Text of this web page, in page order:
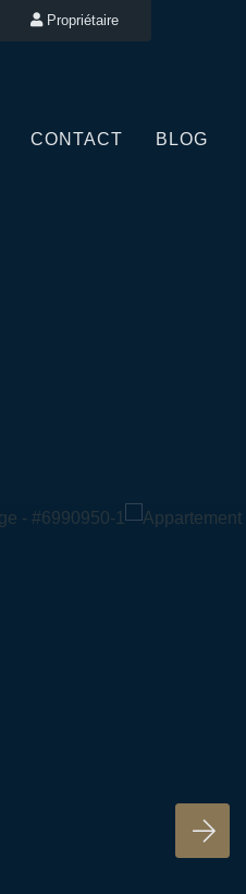
Propriétaire
CONTACT BLOG